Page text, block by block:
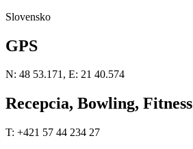
Slovensko
GPS
N: 48 53.171, E: 21 40.574
Recepcia, Bowling, Fitness
T: +421 57 44 234 27